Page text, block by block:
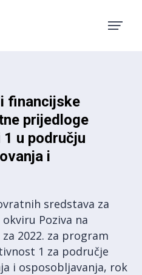
financijske
prijedloge
u području
i
sredstava za
Poziva na
2022. za program
1 za područje
i osposobljavanja, rok